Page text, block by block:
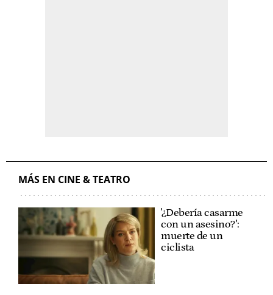
MÁS EN CINE & TEATRO
'¿Debería casarme
con un asesino?':
muerte de un
ciclista